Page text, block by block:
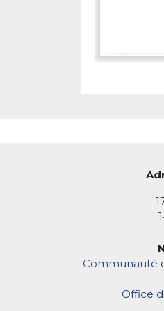
Communauté
Office